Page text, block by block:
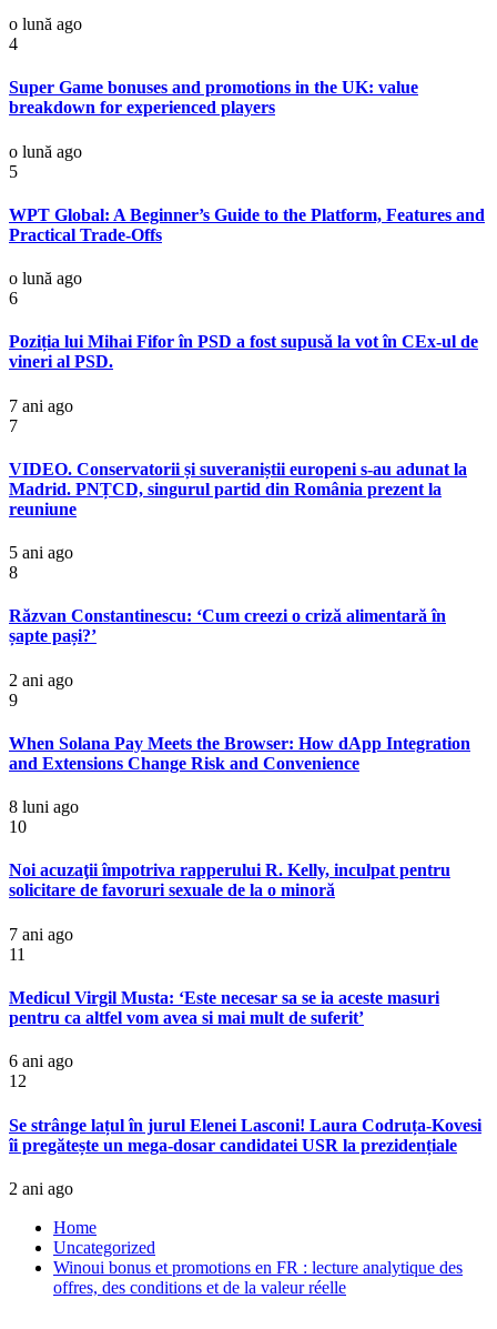
o lună ago
4
Super Game bonuses and promotions in the UK: value
breakdown for experienced players
o lună ago
5
WPT Global: A Beginner’s Guide to the Platform, Features and
Practical Trade-Offs
o lună ago
6
Poziția lui Mihai Fifor în PSD a fost supusă la vot în CEx-ul de
vineri al PSD.
7 ani ago
7
VIDEO. Conservatorii și suveraniștii europeni s-au adunat la
Madrid. PNȚCD, singurul partid din România prezent la
reuniune
5 ani ago
8
Răzvan Constantinescu: ‘Cum creezi o criză alimentară în
șapte pași?’
2 ani ago
9
When Solana Pay Meets the Browser: How dApp Integration
and Extensions Change Risk and Convenience
8 luni ago
10
Noi acuzaţii împotriva rapperului R. Kelly, inculpat pentru
solicitare de favoruri sexuale de la o minoră
7 ani ago
11
Medicul Virgil Musta: ‘Este necesar sa se ia aceste masuri
pentru ca altfel vom avea si mai mult de suferit’
6 ani ago
12
Se strânge lațul în jurul Elenei Lasconi! Laura Codruța-Kovesi
îi pregătește un mega-dosar candidatei USR la prezidențiale
2 ani ago
Home
Uncategorized
Winoui bonus et promotions en FR : lecture analytique des
offres, des conditions et de la valeur réelle